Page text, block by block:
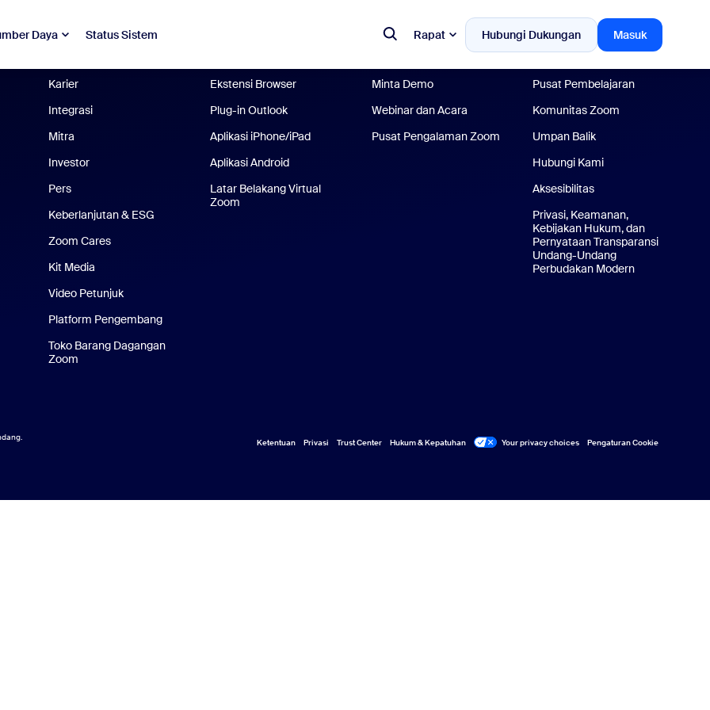
Daya Status Sistem Rapat Hubungi Dukungan Masuk
tidak ada
Pelanggan
Karier
Integrasi
Mitra
Investor
Pers
Keberlanjutan & ESG
Zoom Cares
Kit Media
Video Petunjuk
Platform Pengembang
Toko Barang Dagangan
Zoom
Ekstensi Browser
Plug-in Outlook
Aplikasi iPhone/iPad
Aplikasi Android
Latar Belakang Virtual
Zoom
Hubungi Penjualan
Minta Demo
Webinar dan Acara
Pusat Pengalaman Zoom
Akun
Pusat Pembelajaran
Komunitas Zoom
Umpan Balik
Hubungi Kami
Aksesibilitas
Privasi, Keamanan,
Kebijakan Hukum, dan
Pernyataan Transparansi
Undang-Undang
Perbudakan Modern
Ketentuan Privasi Trust Center Hukum & Kepatuhan Your privacy choices Cookies Settings